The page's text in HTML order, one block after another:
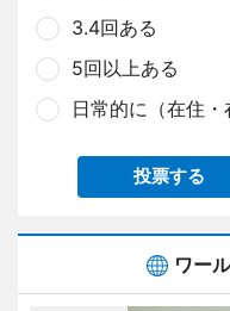
3.4回ある
5回以上ある
日常的に（在住・
投票する
ワー